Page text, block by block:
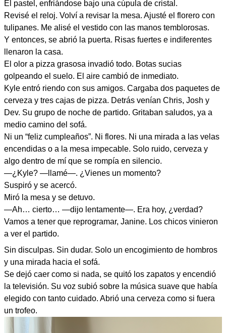
El pastel, enfriándose bajo una cúpula de cristal.
Revisé el reloj. Volví a revisar la mesa. Ajusté el florero con
tulipanes. Me alisé el vestido con las manos temblorosas.
Y entonces, se abrió la puerta. Risas fuertes e indiferentes
llenaron la casa.
El olor a pizza grasosa invadió todo. Botas sucias
golpeando el suelo. El aire cambió de inmediato.
Kyle entró riendo con sus amigos. Cargaba dos paquetes de
cerveza y tres cajas de pizza. Detrás venían Chris, Josh y
Dev. Su grupo de noche de partido. Gritaban saludos, ya a
medio camino del sofá.
Ni un “feliz cumpleaños”. Ni flores. Ni una mirada a las velas
encendidas o a la mesa impecable. Solo ruido, cerveza y
algo dentro de mí que se rompía en silencio.
—¿Kyle? —llamé—. ¿Vienes un momento?
Suspiró y se acercó.
Miró la mesa y se detuvo.
—Ah… cierto… —dijo lentamente—. Era hoy, ¿verdad?
Vamos a tener que reprogramar, Janine. Los chicos vinieron
a ver el partido.
Sin disculpas. Sin dudar. Solo un encogimiento de hombros
y una mirada hacia el sofá.
Se dejó caer como si nada, se quitó los zapatos y encendió
la televisión. Su voz subió sobre la música suave que había
elegido con tanto cuidado. Abrió una cerveza como si fuera
un trofeo.